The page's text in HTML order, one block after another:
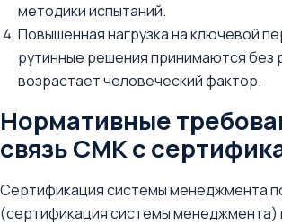
методики испытаний.
Повышенная нагрузка на ключевой
рутинные решения принимаются без
возрастает человеческий фактор.
Нормативные
связь СМК с
Сертификация системы менеджмента по
(сертификация системы менеджмента)